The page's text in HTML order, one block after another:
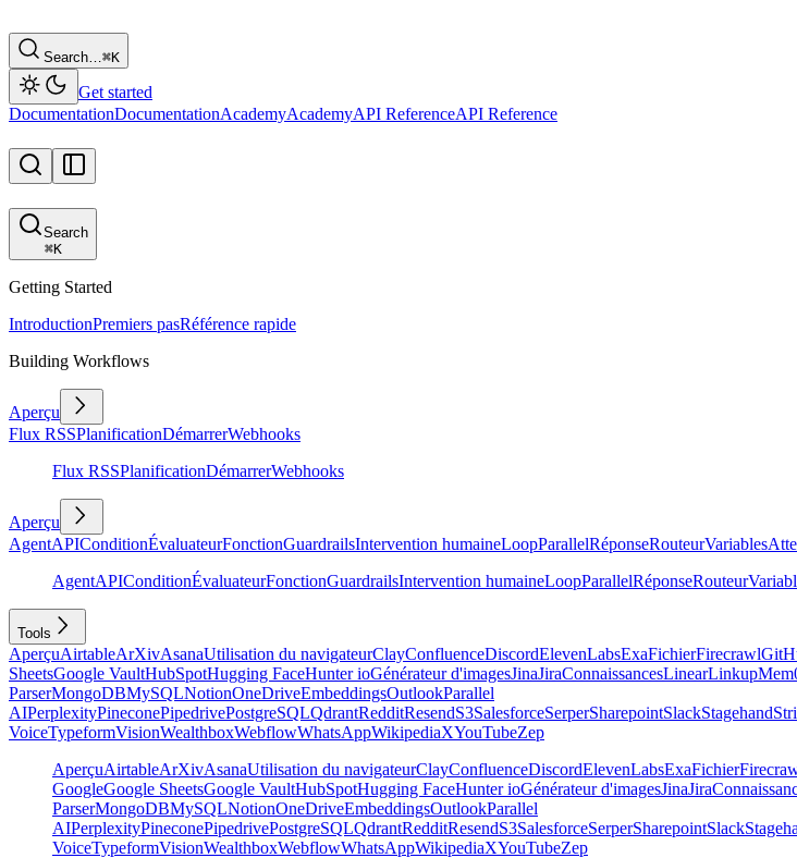
Search…⌘K
Get started
DocumentationDocumentationAcademyAcademyAPI ReferenceAPI Reference
Search
⌘K
Getting Started
IntroductionPremiers pasRéférence rapide
Building Workflows
Aperçu
Flux RSSPlanificationDémarrerWebhooks
Flux RSSPlanificationDémarrerWebhooks
Aperçu
AgentAPIConditionÉvaluateurFonctionGuardrailsIntervention humaineLoopParallelRéponseRouteurVariables
AgentAPIConditionÉvaluateurFonctionGuardrailsIntervention humaineLoopParallelRéponseRouteur
Tools
AperçuAirtableArXivAsanaUtilisation du navigateurClayConfluenceDiscordElevenLabsExaFichierFirecrawl
SheetsGoogle VaultHubSpotHugging FaceHunter ioGénérateur d'imagesJinaJiraConnaissancesLinearLinkup
ParserMongoDBMySQLNotionOneDriveEmbeddingsOutlookParallel
AIPerplexityPineconePipedrivePostgreSQLQdrantRedditResendS3SalesforceSerperSharepointSlackStagehand
VoiceTypeformVisionWealthboxWebflowWhatsAppWikipediaXYouTubeZep
AperçuAirtableArXivAsanaUtilisation du navigateurClayConfluenceDiscordElevenLabsExaFichier
GoogleGoogle SheetsGoogle VaultHubSpotHugging FaceHunter ioGénérateur d'imagesJinaJira
ParserMongoDBMySQLNotionOneDriveEmbeddingsOutlookParallel
AIPerplexityPineconePipedrivePostgreSQLQdrantRedditResendS3SalesforceSerperSharepointSlack
VoiceTypeformVisionWealthboxWebflowWhatsAppWikipediaXYouTubeZep